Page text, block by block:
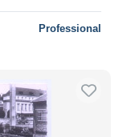
Professional